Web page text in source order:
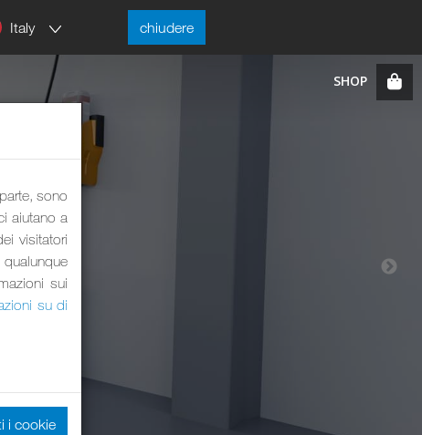
Italy chiudere
sono
aiutano a
visitatori
sui
su di
i cookie